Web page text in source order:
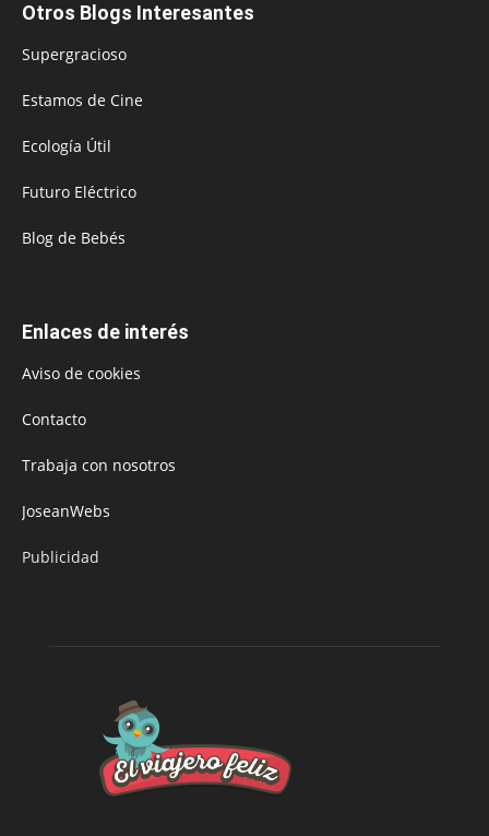
Otros Blogs Interesantes
Supergracioso
Estamos de Cine
Ecología Útil
Futuro Eléctrico
Blog de Bebés
Enlaces de interés
Aviso de cookies
Contacto
Trabaja con nosotros
JoseanWebs
Publicidad